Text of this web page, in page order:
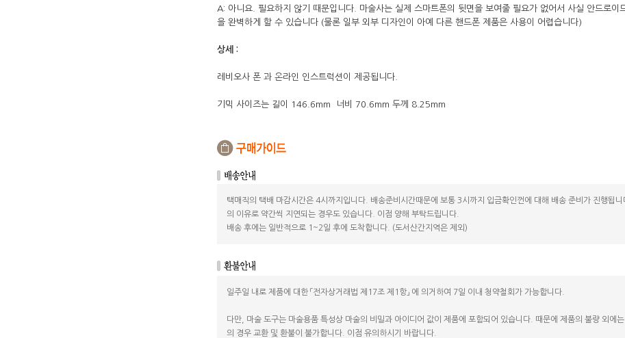
A: 아니요. 필요하지 않기 때문입니다. 마술사는 실제 스마트폰의 뒷면을 보여줄 필요가 없어서 사실 안드로
을 완벽하게 할 수 있습니다 (물론 일부 외부 디자인이 아예 다른 핸드폰 제품은 사용이 어렵습니다)
상세 :
레비오사 폰 과 온라인 인스트럭션이 제공됩니다.
기믹 사이즈는 길이 146.6mm 너비 70.6mm 두께 8.25mm
택매직의 택배 마감시간은 4시까지입니다. 배송준비시간때문에 보통 3시까지 입금확인껀에 대해 배송 준비가 진행됩
의 이유로 약간씩 지연되는 경우도 있습니다. 이점 양해 부탁드립니다.
배송 후에는 일반적으로 1~2일 후에 도착합니다. (도서산간지역은 제외)
일주일 내로 제품에 대한 「전자상거래법 제17조 제1항」 에 의거하여 7일 이내 청약철회가 가능합니다.
다만, 마술 도구는 마술용품 특성상 마술의 비밀과 아이디어 값이 제품에 포함되어 있습니다. 때문에 제품의 불량 외에
의 경우 교환 및 환불이 불가합니다. 이점 유의하시기 바랍니다.